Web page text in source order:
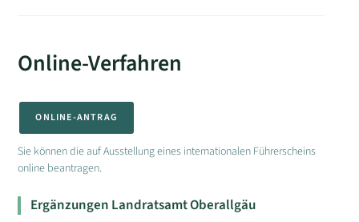
Online-Verfahren
ONLINE-ANTRAG
Sie können die auf Ausstellung eines internationalen Führerscheins
online beantragen.
Ergänzungen Landratsamt Oberallgäu